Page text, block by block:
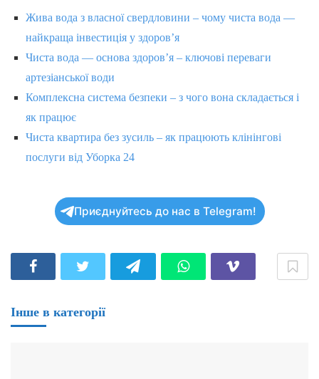
Жива вода з власної свердловини – чому чиста вода —
найкраща інвестиція у здоров’я
Чиста вода — основа здоров’я – ключові переваги
артезіанської води
Комплексна система безпеки – з чого вона складається і
як працює
Чиста квартира без зусиль – як працюють клінінгові
послуги від Уборка 24
Приєднуйтесь до нас в Telegram!
Інше в категорії